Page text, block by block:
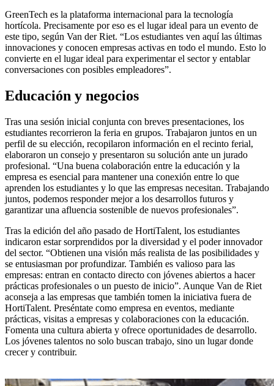
GreenTech es la plataforma internacional para la tecnología
hortícola. Precisamente por eso es el lugar ideal para un evento de
este tipo, según Van der Riet. “Los estudiantes ven aquí las últimas
innovaciones y conocen empresas activas en todo el mundo. Esto lo
convierte en el lugar ideal para experimentar el sector y entablar
conversaciones con posibles empleadores”.
Educación y negocios
Tras una sesión inicial conjunta con breves presentaciones, los
estudiantes recorrieron la feria en grupos. Trabajaron juntos en un
perfil de su elección, recopilaron información en el recinto ferial,
elaboraron un consejo y presentaron su solución ante un jurado
profesional. “Una buena colaboración entre la educación y la
empresa es esencial para mantener una conexión entre lo que
aprenden los estudiantes y lo que las empresas necesitan. Trabajando
juntos, podemos responder mejor a los desarrollos futuros y
garantizar una afluencia sostenible de nuevos profesionales”.
Tras la edición del año pasado de HortiTalent, los estudiantes
indicaron estar sorprendidos por la diversidad y el poder innovador
del sector. “Obtienen una visión más realista de las posibilidades y
se entusiasman por profundizar. También es valioso para las
empresas: entran en contacto directo con jóvenes abiertos a hacer
prácticas profesionales o un puesto de inicio”. Aunque Van de Riet
aconseja a las empresas que también tomen la iniciativa fuera de
HortiTalent. Preséntate como empresa en eventos, mediante
prácticas, visitas a empresas y colaboraciones con la educación.
Fomenta una cultura abierta y ofrece oportunidades de desarrollo.
Los jóvenes talentos no solo buscan trabajo, sino un lugar donde
crecer y contribuir.